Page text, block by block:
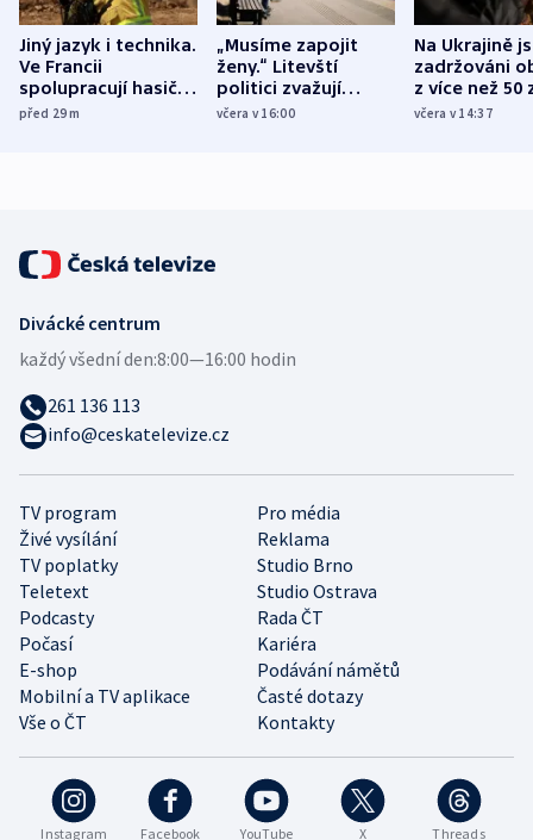
Jiný jazyk i technika.
Ve Francii
spolupracují hasiči z
různých zemí
před 29m
„Musíme zapojit
ženy.“ Litevští
politici zvažují
dohodu o
včera v 16:00
Na Ukrajině
zadržováni
z více než 50
Bojovali na
včera v 14:37
Instagram Facebook YouTube X Threads
TV program
Pro média
Živé vysílání
Reklama
TV poplatky
Studio Brno
Teletext
Studio Ostrava
Podcasty
Rada ČT
Počasí
Kariéra
E-shop
Podávání námětů
Mobilní a TV aplikace
Časté dotazy
Vše o ČT
Kontakty
Divácké centrum
každý všední den:8:00—16:00 hodin
261 136 113
info@ceskatelevize.cz